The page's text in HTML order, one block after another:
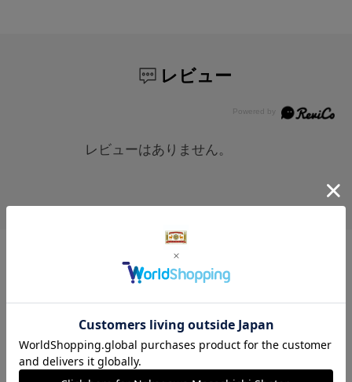
レビュー
レビューはありません。
レビュー投稿は、ご購入いただいた商品に
購入履歴はこちら
※会員ログインが必要です。